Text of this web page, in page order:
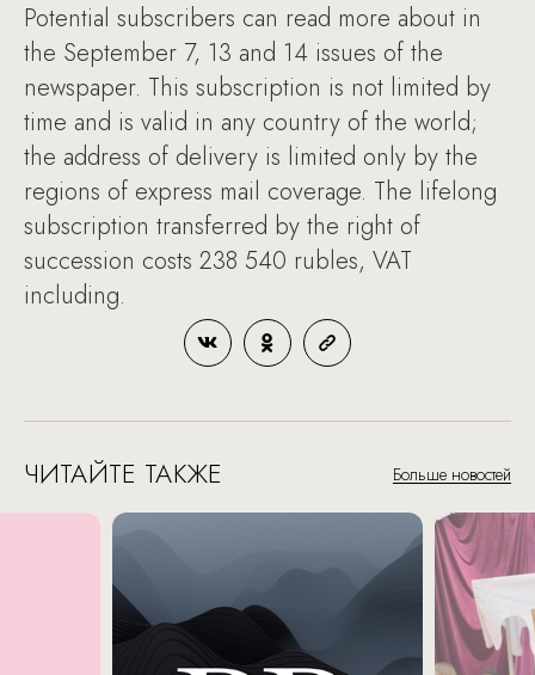
Potential subscribers can read more about in
the September 7, 13 and 14 issues of the
newspaper. This subscription is not limited by
time and is valid in any country of the world;
the address of delivery is limited only by the
regions of express mail coverage. The lifelong
subscription transferred by the right of
succession costs 238 540 rubles, VAT
including.
ЧИТАЙТЕ ТАКЖЕ Больше новостей